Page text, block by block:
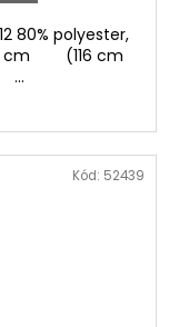
80% polyester,
58 cm (116 cm
...
Kód: 52439